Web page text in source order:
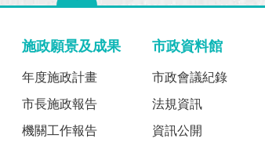
施政願景及成果
年度施政計畫
市長施政報告
機關工作報告
市政資料館
市政會議紀錄
法規資訊
資訊公開